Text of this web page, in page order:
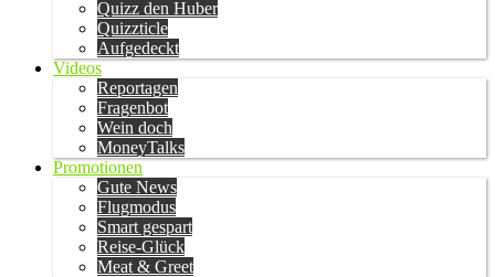
Quizz den Huber
Quizzticle
Aufgedeckt
Videos
Reportagen
Fragenbot
Wein doch
MoneyTalks
Promotionen
Gute News
Flugmodus
Smart gespart
Reise-Glück
Meat & Greet